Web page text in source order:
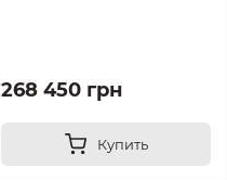
268 450 грн
Купить